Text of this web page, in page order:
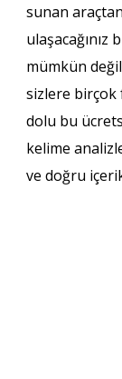
sunan
ulaşacağınız
mümkün
sizlere birçok
dolu bu
kelime
ve doğru